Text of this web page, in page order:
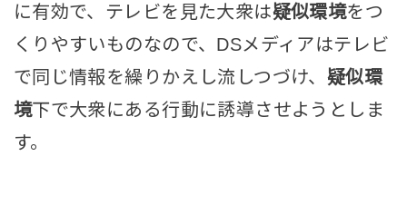
に有効で、テレビを見た大衆は疑似環境をつ
くりやすいものなので、DSメディアはテレビ
で同じ情報を繰りかえし流しつづけ、 疑似環
境下で大衆にある行動に誘導させようとしま
す。